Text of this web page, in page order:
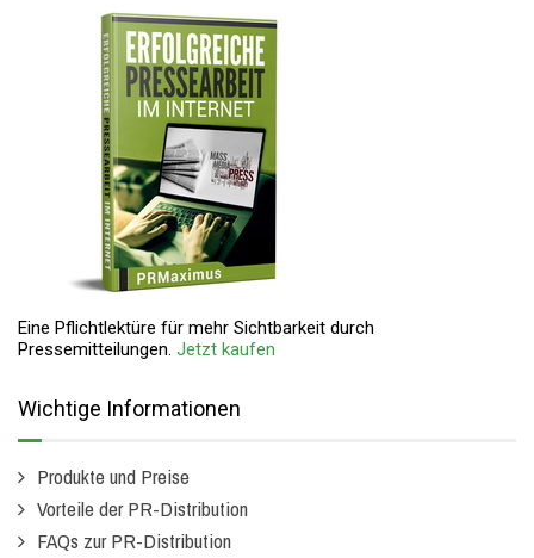
Eine Pflichtlektüre für mehr Sichtbarkeit durch
Pressemitteilungen. Jetzt kaufen
Wichtige Informationen
Produkte und Preise
Vorteile der PR-Distribution
FAQs zur PR-Distribution